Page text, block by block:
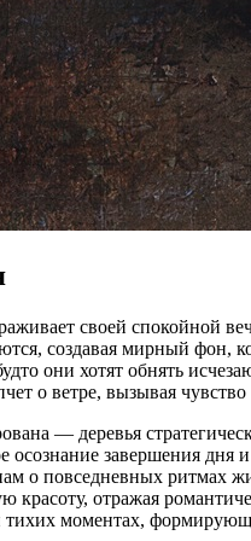
своей спокойной
создавая мирный фон,
они хотят обнять
о ветре, вызывая
— деревья
осознание завершения
о повседневных ритмах
красоту, отражая
тихих моментах,